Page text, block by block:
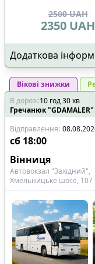
2500 UAH
2350 UAH
Додаткова
Вікові знижки
В дорозі:10 год30хв
Гречанюк "GDAMALER"
Відправлення:
сб 18:00
Вінниця
Автовокзал "Західний",
Хмельницьке шосе, 107